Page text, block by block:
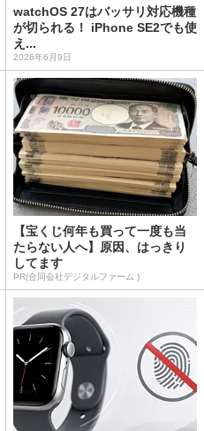
watchOS 27はバッサリ対応機種
が切られる！ iPhone SE2でも使
え...
2026年6月9日
【宝くじ何年も買って一度も当
たらない人へ】原因、はっきり
してます
PR(合同会社デジタルファーム )